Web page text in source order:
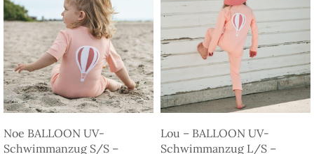
Noe BALLOON UV-
Schwimmanzug S/S –
Lou – BALLOON UV-
Schwimmanzug L/S –